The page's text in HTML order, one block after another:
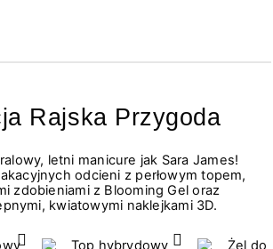
Rajska Przygoda
letni manicure jak Sara James!
odcieni z perłowym topem,
zdobieniami z Blooming Gel oraz
kwiatowymi naklejkami 3D.